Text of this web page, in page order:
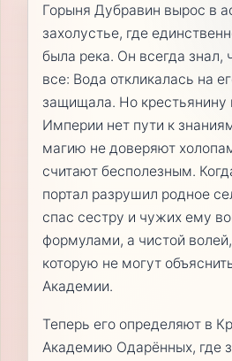
Горыня Дубравин вырос в
захолустье, где
была река. Он всегда знал,
все: Вода откликалась на
защищала. Но крестьянину
Империи нет пути к
магию не доверяют
считают бесполезным.
портал разрушил родное
спас сестру и чужих ему
формулами, а чистой
которую не могут
Академии.
Теперь его определяют в
Академию Одарённых, где